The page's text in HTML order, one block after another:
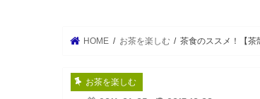
HOME お茶を楽しむ 茶食のススメ！【茶
お茶を楽しむ